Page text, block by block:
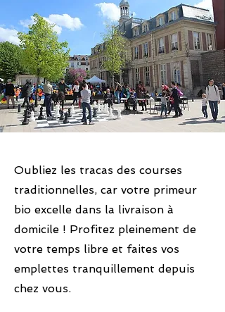
Oubliez les tracas des courses
traditionnelles, car votre primeur
bio excelle dans la livraison à
domicile ! Profitez pleinement de
votre temps libre et faites vos
emplettes tranquillement depuis
chez vous.